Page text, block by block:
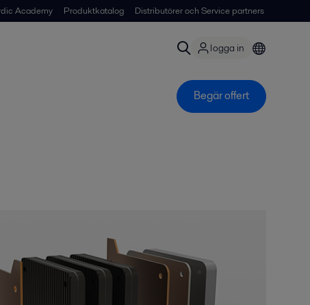
Academy Produktkatalog Distributörer och Service partners
logga in
Begär offert